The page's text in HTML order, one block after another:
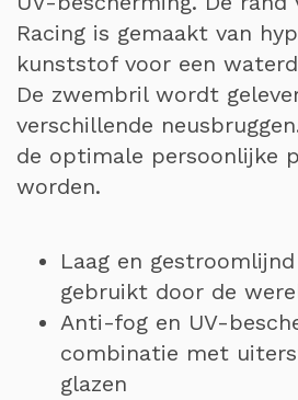
Racing is gemaakt van
kunststof voor een
De zwembril wordt
verschillende
de optimale persoonlijke
worden.
Laag en
gebruikt door de
Anti-fog en UV-
combinatie met
glazen